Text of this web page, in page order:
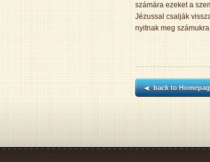
számára ezeket a
Jézussal csalják
nyitnak meg
back to